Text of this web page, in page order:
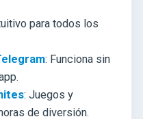
para todos los
: Funciona sin
: Juegos y
de diversión.